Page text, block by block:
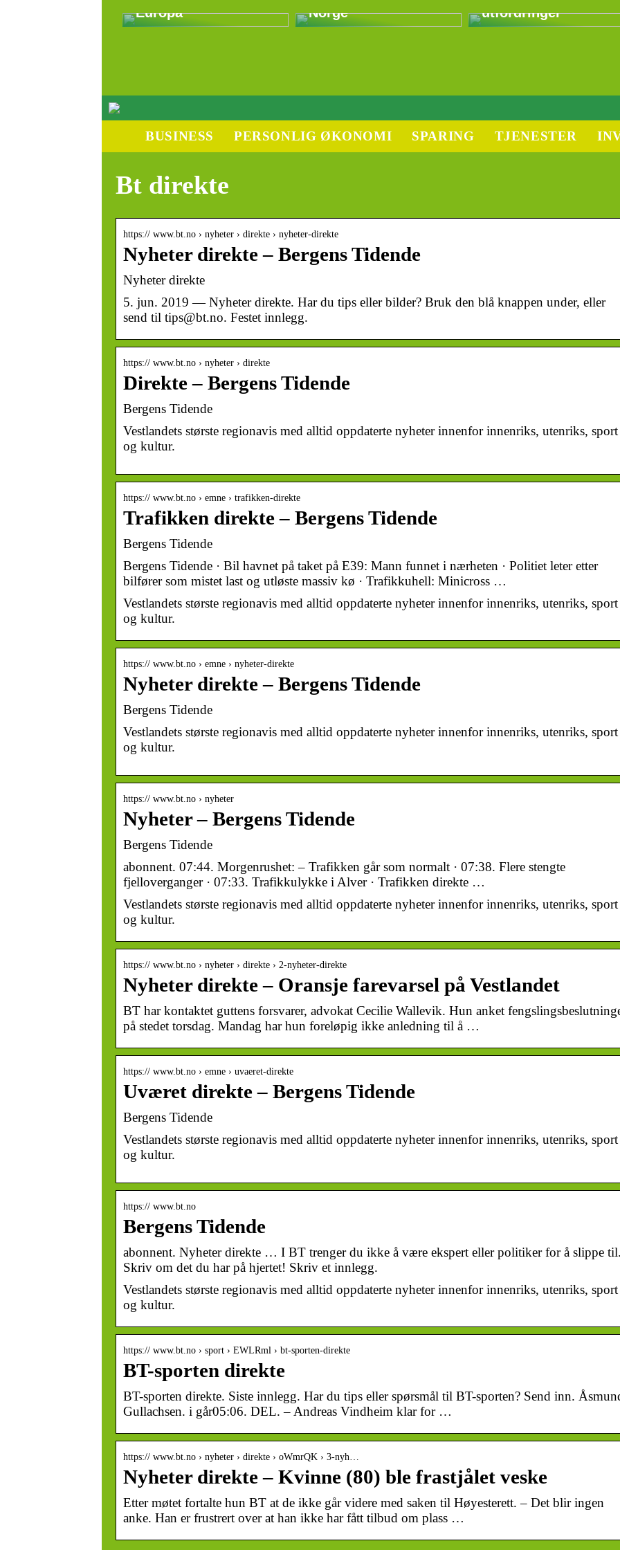
Europa
Norge
utfordringer
BUSINESS PERSONLIG ØKONOMI SPARING TJENESTER
Bt direkte
https:// www.bt.no › nyheter › direkte › nyheter-direkte
Nyheter direkte – Bergens Tidende
Nyheter direkte
5. jun. 2019 — Nyheter direkte. Har du tips eller bilder? Bruk den blå knappen under, eller
send til tips@bt.no. Festet innlegg.
https:// www.bt.no › nyheter › direkte
Direkte – Bergens Tidende
Bergens Tidende
Vestlandets største regionavis med alltid oppdaterte nyheter innenfor innenriks, utenriks, sport
og kultur.
https:// www.bt.no › emne › trafikken-direkte
Trafikken direkte – Bergens Tidende
Bergens Tidende
Bergens Tidende · Bil havnet på taket på E39: Mann funnet i nærheten · Politiet leter etter
bilfører som mistet last og utløste massiv kø · Trafikkuhell: Minicross …
Vestlandets største regionavis med alltid oppdaterte nyheter innenfor innenriks, utenriks, sport
og kultur.
https:// www.bt.no › emne › nyheter-direkte
Nyheter direkte – Bergens Tidende
Bergens Tidende
Vestlandets største regionavis med alltid oppdaterte nyheter innenfor innenriks, utenriks, sport
og kultur.
https:// www.bt.no › nyheter
Nyheter – Bergens Tidende
Bergens Tidende
abonnent. 07:44. Morgenrushet: – Trafikken går som normalt · 07:38. Flere stengte
fjelloverganger · 07:33. Trafikkulykke i Alver · Trafikken direkte …
Vestlandets største regionavis med alltid oppdaterte nyheter innenfor innenriks, utenriks, sport
og kultur.
https:// www.bt.no › nyheter › direkte › 2-nyheter-direkte
Nyheter direkte – Oransje farevarsel på Vestlandet
BT har kontaktet guttens forsvarer, advokat Cecilie Wallevik. Hun anket
på stedet torsdag. Mandag har hun foreløpig ikke anledning til å …
https:// www.bt.no › emne › uvaeret-direkte
Uværet direkte – Bergens Tidende
Bergens Tidende
Vestlandets største regionavis med alltid oppdaterte nyheter innenfor innenriks, utenriks, sport
og kultur.
https:// www.bt.no
Bergens Tidende
abonnent. Nyheter direkte … I BT trenger du ikke å være ekspert eller politiker for å slippe
Skriv om det du har på hjertet! Skriv et innlegg.
Vestlandets største regionavis med alltid oppdaterte nyheter innenfor innenriks, utenriks, sport
og kultur.
https:// www.bt.no › sport › EWLRml › bt-sporten-direkte
BT-sporten direkte
BT-sporten direkte. Siste innlegg. Har du tips eller spørsmål til BT-sporten? Send inn.
Gullachsen. i går05:06. DEL. – Andreas Vindheim klar for …
https:// www.bt.no › nyheter › direkte › oWmrQK › 3-nyh…
Nyheter direkte – Kvinne (80) ble frastjålet veske
Etter møtet fortalte hun BT at de ikke går videre med saken til Høyesterett. – Det blir ingen
anke. Han er frustrert over at han ikke har fått tilbud om plass …